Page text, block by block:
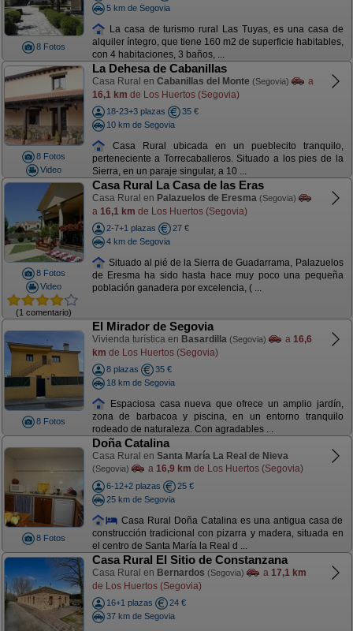
8 Fotos
5 km de Segovia
La casa de turismo rural Las Tuyas, es una casa de
alquiler íntegro, que tiene 160 m2 de superficie habitables,
con 4 habitaciones, 3 baños, ...
8 Fotos
Video
La Dehesa de Cabanillas
Casa Rural en Cabanillas del Monte (Segovia)
a
16,1 km de Los Huertos (Segovia)
18-23+3 plazas
35 €
10 km de Segovia
Casa Rural ubicada en un pueblecito tranquilo,
perteneciente a Torrecaballeros. Situado a los pies de la
Sierra, en un paraje singular, a 10 ...
8 Fotos
Video
(1 comentario)
Casa Rural La Casa de las Eras
Casa Rural en Palazuelos de Eresma (Segovia)
a 16,1 km de Los Huertos (Segovia)
2-7+1 plazas
27 €
4 km de Segovia
Situado al pié de la Sierra de Guadarrama, Palazuelos
de Eresma ha sido hasta hace muy poco una pequeña
población ganadera por excelencia, ( ...
8 Fotos
El Mirador de Segovia
Vivienda turística en Basardilla (Segovia) a 16,6
km de Los Huertos (Segovia)
8 plazas
35 €
18 km de Segovia
Espaciosa casa nueva que ofrece un amplio jardín,
zona de barbacoa y piscina, en un entorno tranquilo
rodeado de naturaleza. Con agradables ...
8 Fotos
Doña Catalina
Casa Rural en Santa María La Real de Nieva
(Segovia) a 16,9 km de Los Huertos (Segovia)
6-12+2 plazas
25 €
25 km de Segovia
Casa Rural Doña Catalina es una antigua casa de
construcción tradicional con pizarra y madera, situada en
el centro de Santa María la Real d ...
Casa Rural El Sitio de Constanzana
Casa Rural en Bernardos (Segovia) a 17,1 km
de Los Huertos (Segovia)
16+1 plazas
24 €
37 km de Segovia